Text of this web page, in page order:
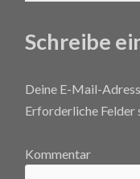
Schreibe
Deine E-Mail-
Erforderliche Felder
Kommentar